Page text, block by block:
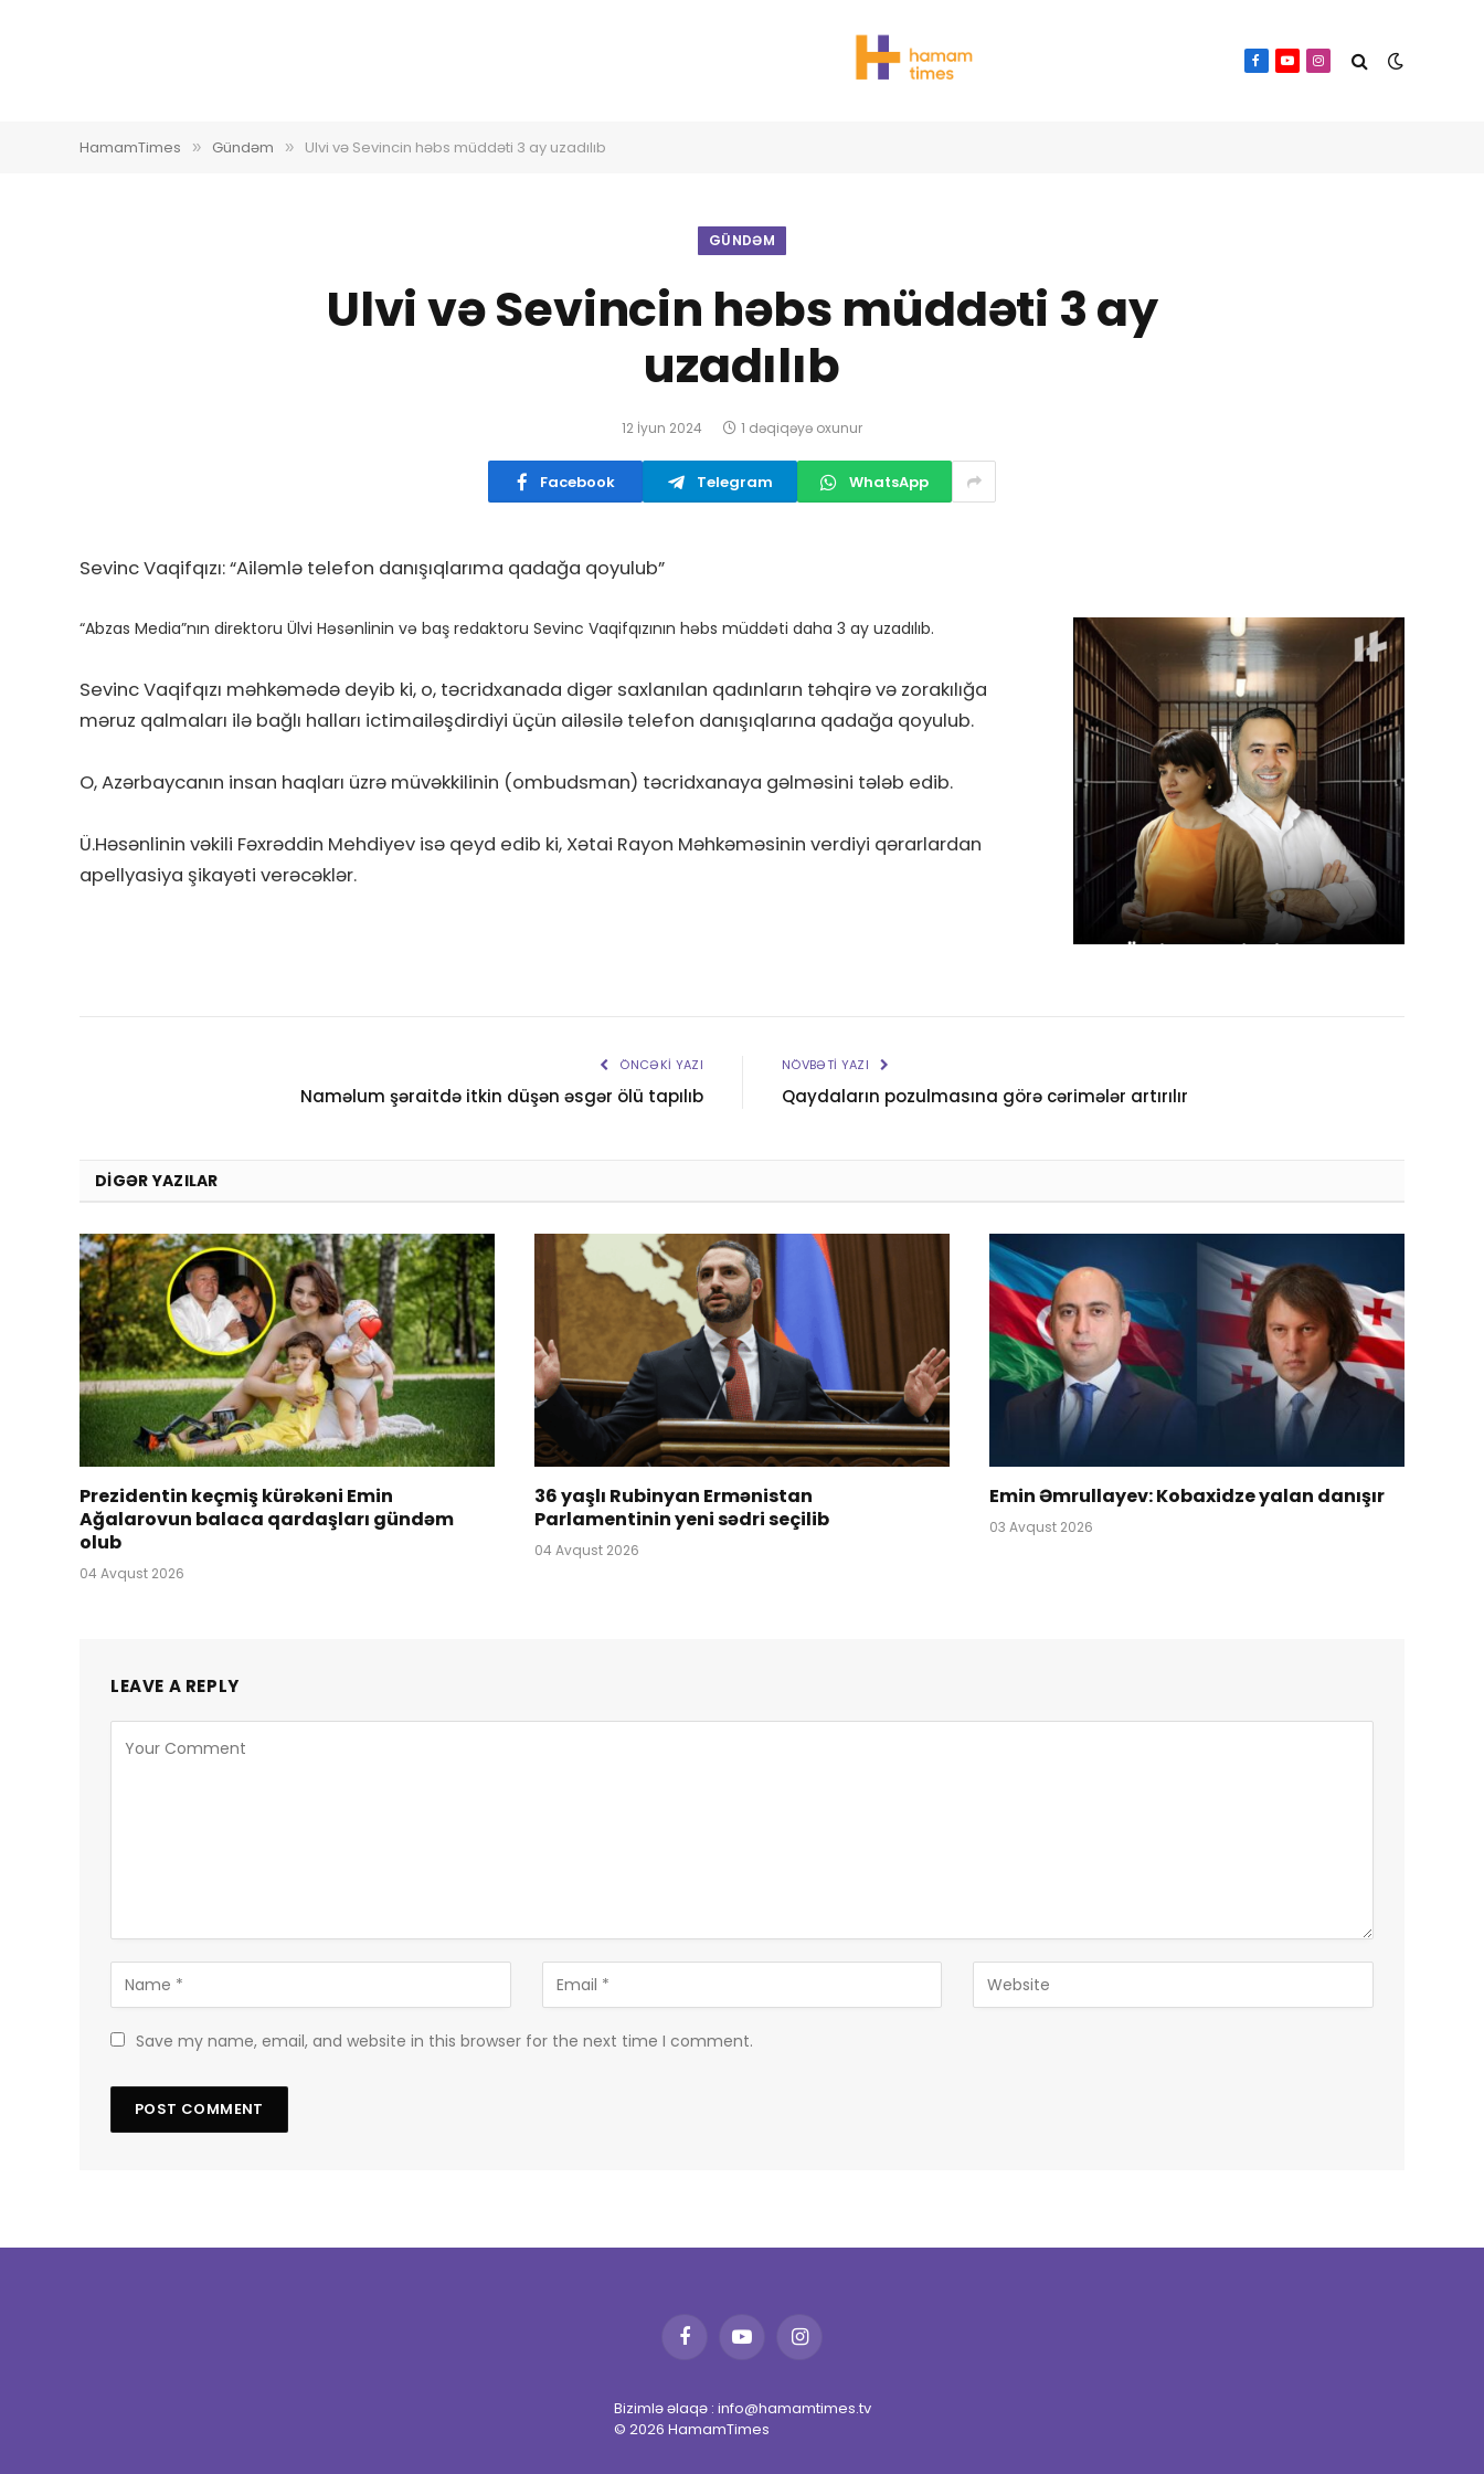
Facebook
YouTube
Instagram
HamamTimes » Gündəm » Ulvi və Sevincin həbs müddəti 3 ay uzadılıb
GÜNDƏM
Ulvi və Sevincin həbs müddəti 3 ay
uzadılıb
12 İyun 2024 1 dəqiqəyə oxunur
Facebook Telegram WhatsApp
Sevinc Vaqifqızı: “Ailəmlə telefon danışıqlarıma qadağa qoyulub”
“Abzas Media”nın direktoru Ülvi Həsənlinin və baş redaktoru Sevinc Vaqifqızının həbs müddəti daha 3 ay uzadılıb.
Sevinc Vaqifqızı məhkəmədə deyib ki, o, təcridxanada digər saxlanılan qadınların təhqirə və zorakılığa
məruz qalmaları ilə bağlı halları ictimailəşdirdiyi üçün ailəsilə telefon danışıqlarına qadağa qoyulub.
O, Azərbaycanın insan haqları üzrə müvəkkilinin (ombudsman) təcridxanaya gəlməsini tələb edib.
Ü.Həsənlinin vəkili Fəxrəddin Mehdiyev isə qeyd edib ki, Xətai Rayon Məhkəməsinin verdiyi qərarlardan
apellyasiya şikayəti verəcəklər.
ÖNCƏKI YAZI
Naməlum şəraitdə itkin düşən əsgər ölü tapılıb
NÖVBƏTI YAZI
Qaydaların pozulmasına görə cərimələr artırılır
DIGƏR YAZILAR
Prezidentin keçmiş kürəkəni Emin
Ağalarovun balaca qardaşları gündəm
olub
04 Avqust 2026
36 yaşlı Rubinyan Ermənistan
Parlamentinin yeni sədri seçilib
04 Avqust 2026
Emin Əmrullayev: Kobaxidze yalan danışır
03 Avqust 2026
LEAVE A REPLY
Save my name, email, and website in this browser for the next time I comment.
FacebookYouTubeInstagram
Bizimlə əlaqə : info@hamamtimes.tv
© 2026 HamamTimes